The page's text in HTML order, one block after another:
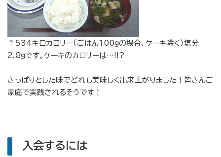
↑534キロカロリー（ごはん100gの場合、ケーキ除く）塩分
2.8gです。ケーキのカロリーは…!!?
さっぱりとした味でどれも美味しく出来上がりました！皆さんご
家庭で実践されるそうです！
入会するには